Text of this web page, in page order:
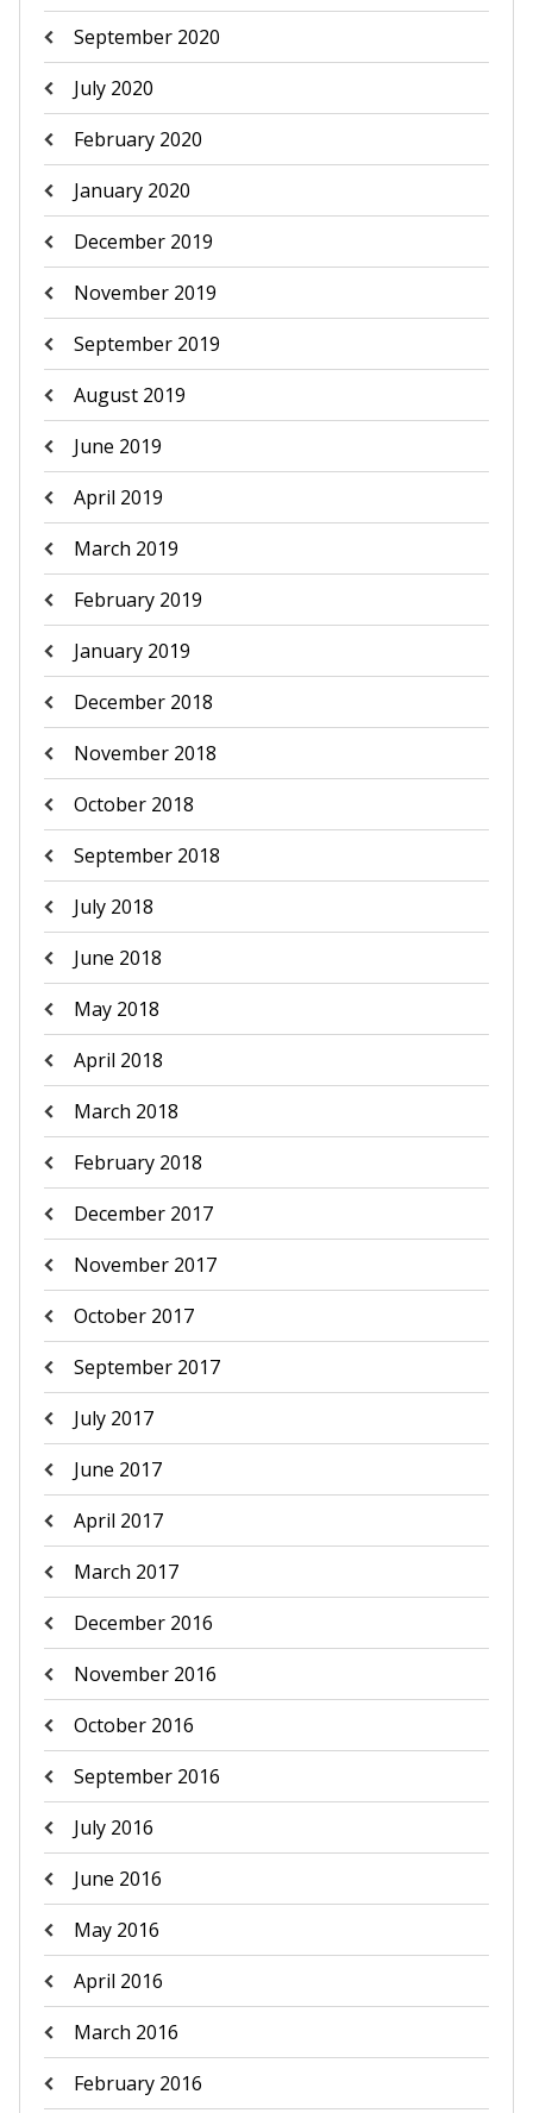
September 2020
July 2020
February 2020
January 2020
December 2019
November 2019
September 2019
August 2019
June 2019
April 2019
March 2019
February 2019
January 2019
December 2018
November 2018
October 2018
September 2018
July 2018
June 2018
May 2018
April 2018
March 2018
February 2018
December 2017
November 2017
October 2017
September 2017
July 2017
June 2017
April 2017
March 2017
December 2016
November 2016
October 2016
September 2016
July 2016
June 2016
May 2016
April 2016
March 2016
February 2016